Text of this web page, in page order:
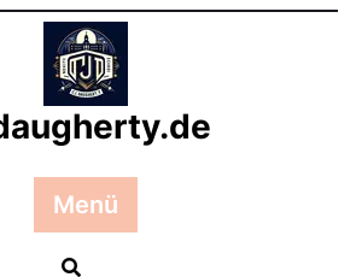
Menü